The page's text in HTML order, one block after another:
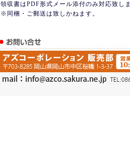
領収書はPDF形式メール添付のみ対応致し
※同梱・ご郵送は致しかねます。